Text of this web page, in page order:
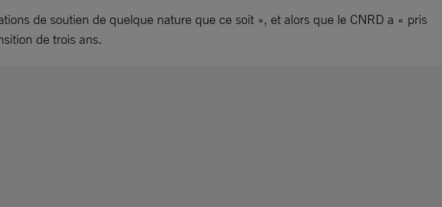
de soutien de quelque nature que ce soit », et alors que le CNRD a « pris
de trois ans.